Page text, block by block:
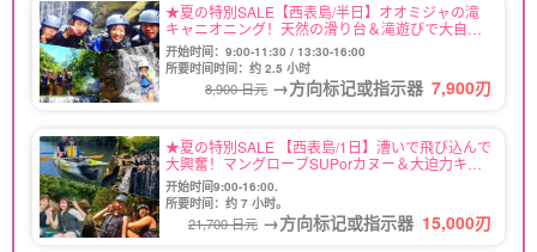
★夏の特別SALE【西表島/半日】オオミジャの滝
キャニオニング！天然の滑り台＆滝遊びで大自然
アスレチック体験＆絶景の展望台！《写真無料＆
日帰りOK》大人も子供も興奮MAX（No.91）
开始时间：9:00-11:30 / 13:30-16:00
所要时间时间：约 2.5 小时
8,900 日元 →方向标记或指示器 7,900刃
★夏の特別SALE 【西表島/1日】漕いで飛び込んで
大興奮！マングローブSUPorカヌー＆大迫力キャ
ニオニングツアー《写真無料＆送迎可》人気急上
昇中☆（No.97）
开始时间9:00-16:00.
所要时间：约 7 小时。
21,700 日元 →方向标记或指示器 15,000刃